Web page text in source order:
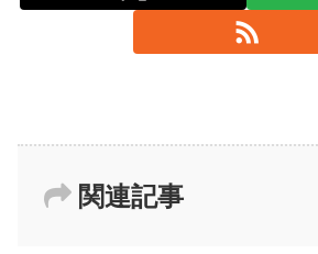
関連記事